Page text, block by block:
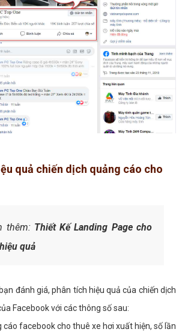
quả chiến dịch quảng cáo cho
thêm: Thiết Kế Landing Page cho
quả
đánh giá, phân tích hiệu quả của chiến dịch
Facebook với các thông số sau:
cáo facebook cho thuê xe hơi xuất hiện, số lần